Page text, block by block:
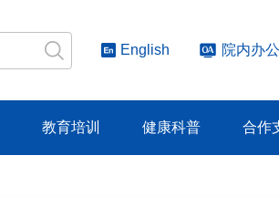
English 院内办
教育培训 健康科普 合作